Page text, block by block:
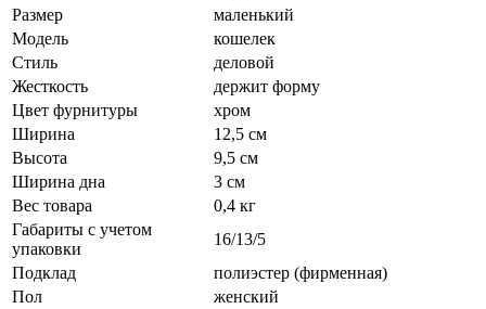
Размер
маленький
Модель
кошелек
Стиль
деловой
Жесткость
держит форму
Цвет фурнитуры
хром
Ширина
12,5 см
Высота
9,5 см
Ширина дна
3 см
Вес товара
0,4 кг
Габариты с учетом
упаковки
16/13/5
Подклад
полиэстер (фирменная)
Пол
женский